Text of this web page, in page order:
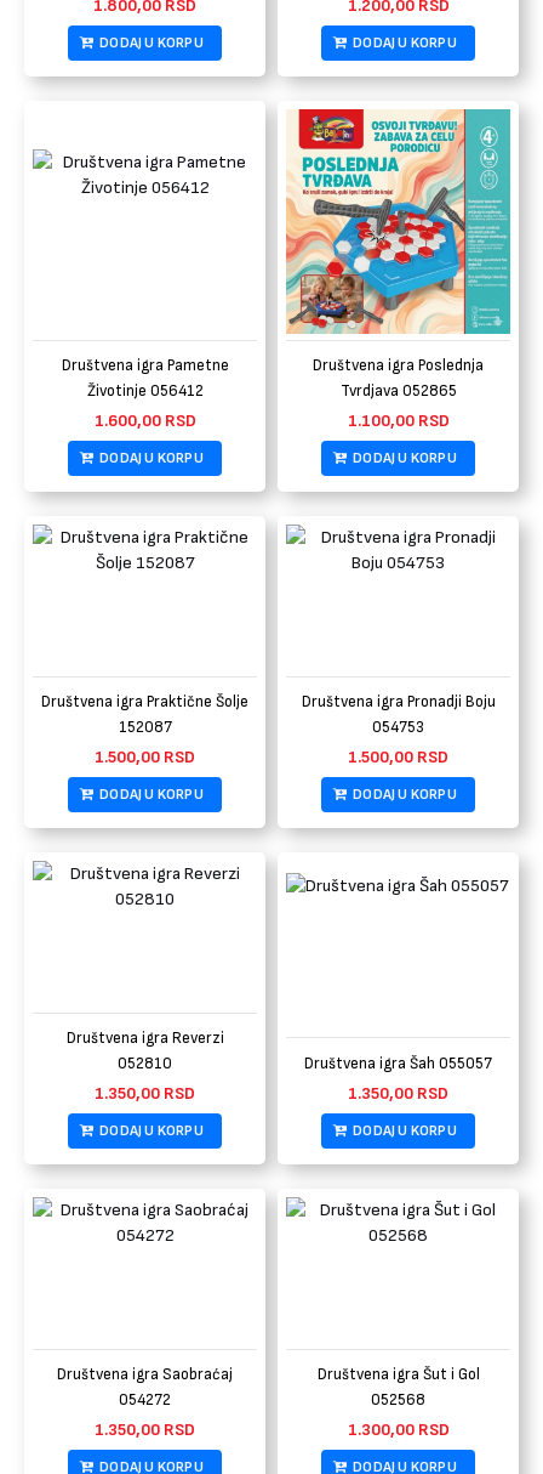
1.800,00 RSD
DODAJ U KORPU
1.200,00 RSD
DODAJ U KORPU
Društvena igra Pametne
Životinje 056412
1.600,00 RSD
DODAJ U KORPU
Društvena igra Poslednja
Tvrdjava 052865
1.100,00 RSD
DODAJ U KORPU
Društvena igra Praktične Šolje
152087
1.500,00 RSD
DODAJ U KORPU
Društvena igra Pronadji Boju
054753
1.500,00 RSD
DODAJ U KORPU
Društvena igra Reverzi
052810
1.350,00 RSD
DODAJ U KORPU
Društvena igra Šah 055057
1.350,00 RSD
DODAJ U KORPU
Društvena igra Saobraćaj
054272
1.350,00 RSD
DODAJ U KORPU
Društvena igra Šut i Gol
052568
1.300,00 RSD
DODAJ U KORPU